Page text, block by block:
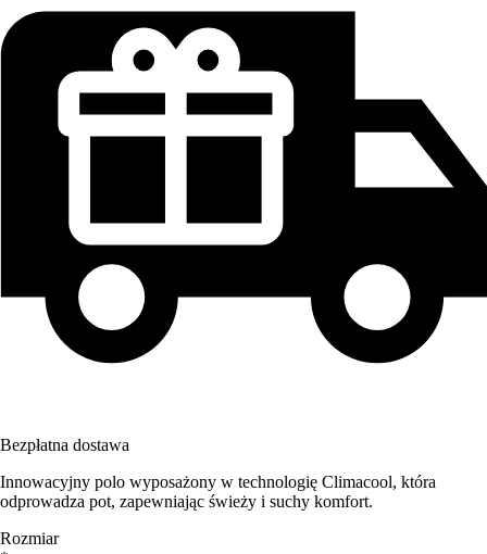
Bezpłatna dostawa
Innowacyjny polo wyposażony w technologię Climacool, która
odprowadza pot, zapewniając świeży i suchy komfort.
Rozmiar